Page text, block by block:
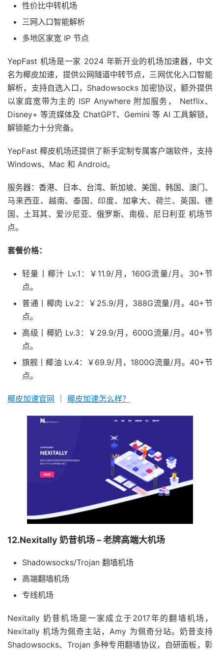
性价比中转机场
三网入口智能解析
多地区家宽 IP 节点
YepFast 机场是一家 2024 年新开业的机场加速器，中文
名为椰皮加速，提供公网隧道中转节点，三网优化入口智能
解析，支持自选入口，Shadowsocks 加密协议，额外提供
以家庭宽带为主的 ISP Anywhere 附加服务， Netflix、
Disney+ 等流媒体及 ChatGPT、Gemini 等 AI 工具解锁，
解锁能力十分完备。
YepFast 椰皮机场还提供了新手定制专属客户端软件，支持
Windows、Mac 和 Android。
服务器：香港、日本、台湾、新加坡、美国、韩国、澳门、
马来西亚、越南、泰国、印度、加拿大、荷兰、英国、德
国、土耳其、爱沙尼亚、俄罗斯、南极、尼日利亚 机场节
点。
套餐价格：
轻量丨椰汁 Lv.1：￥11.9/月，160G流量/月。30+节
点。
普通丨椰肉 Lv.2：￥25.9/月，388G流量/月。40+节
点。
高级丨椰奶 Lv.3：￥29.9/月，600G流量/月。40+节
点。
旗舰丨椰油 Lv.4：￥69.9/月，1800G流量/月。40+节
点。
椰皮加速官网 椰皮加速怎么样？
12.Nexitally 奶昔机场 – 老牌高端大机场
Shadowsocks/Trojan 翻墙机场
高端翻墙机场
专线机场
Nexitally 奶昔机场是一家成立于2017年的翻墙机场，
Nexitally 机场为佩奇主站，Amy 为佩奇分站。奶昔支持
Shadowsocks、Trojan 多种专用翻墙协议，自研面板，彰